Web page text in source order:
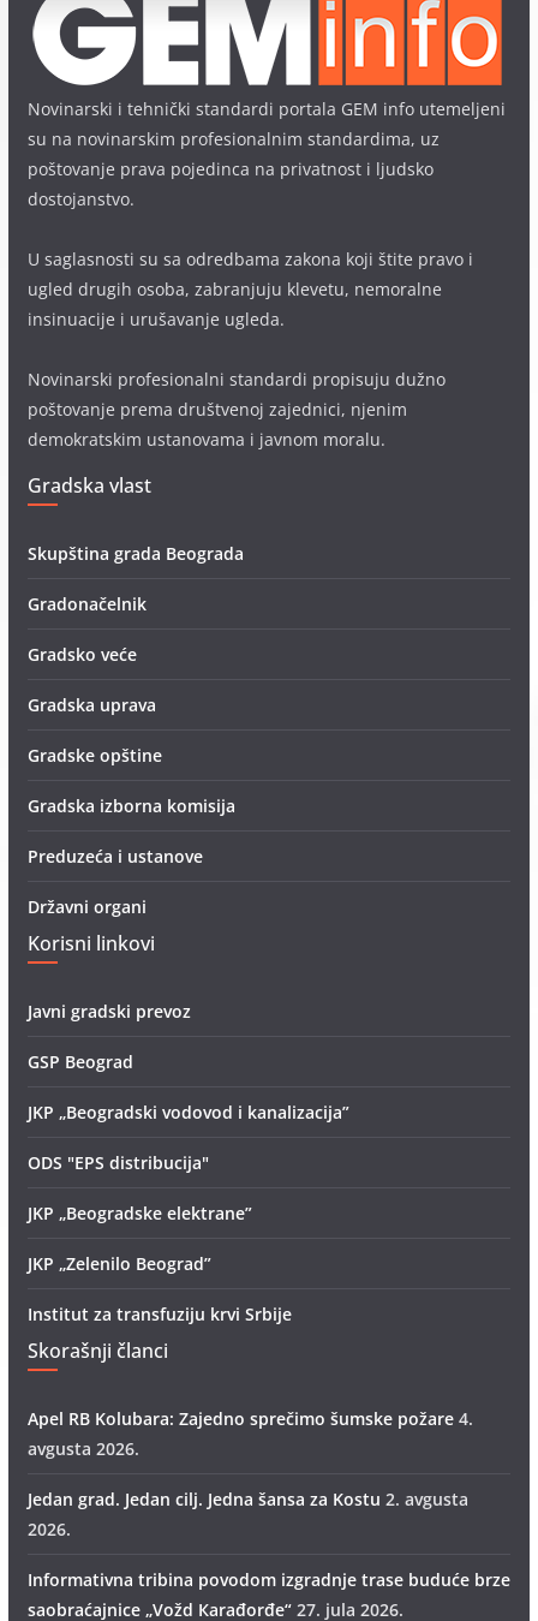
Novinarski i tehnički standardi portala GEM info utemeljeni
su na novinarskim profesionalnim standardima, uz
poštovanje prava pojedinca na privatnost i ljudsko
dostojanstvo.
U saglasnosti su sa odredbama zakona koji štite pravo i
ugled drugih osoba, zabranjuju klevetu, nemoralne
insinuacije i urušavanje ugleda.
Novinarski profesionalni standardi propisuju dužno
poštovanje prema društvenoj zajednici, njenim
demokratskim ustanovama i javnom moralu.
Gradska vlast
Skupština grada Beograda
Gradonačelnik
Gradsko veće
Gradska uprava
Gradske opštine
Gradska izborna komisija
Preduzeća i ustanove
Državni organi
Korisni linkovi
Javni gradski prevoz
GSP Beograd
JKP „Beogradski vodovod i kanalizacija”
ODS "EPS distribucija"
JKP „Beogradske elektrane”
JKP „Zelenilo Beograd”
Institut za transfuziju krvi Srbije
Skorašnji članci
Apel RB Kolubara: Zajedno sprečimo šumske požare 4.
avgusta 2026.
Jedan grad. Jedan cilj. Jedna šansa za Kostu 2. avgusta
2026.
Informativna tribina povodom izgradnje trase buduće brze
saobraćajnice „Vožd Кarađorđe“ 27. jula 2026.